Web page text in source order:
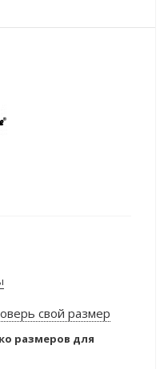
свой размер
размеров для